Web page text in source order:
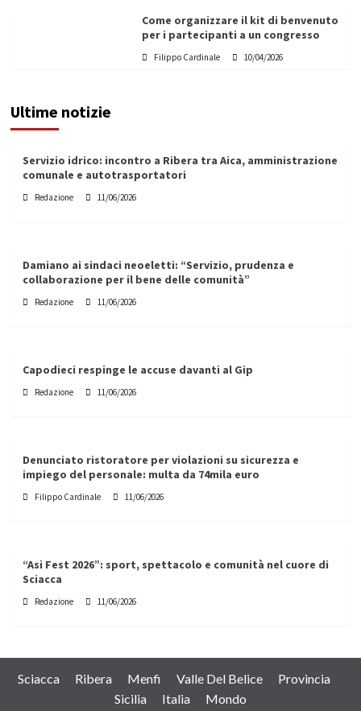
Come organizzare il kit di benvenuto
per i partecipanti a un congresso
Filippo Cardinale 10/04/2026
Ultime notizie
Servizio idrico: incontro a Ribera tra Aica, amministrazione
comunale e autotrasportatori
Redazione 11/06/2026
Damiano ai sindaci neoeletti: “Servizio, prudenza e
collaborazione per il bene delle comunità”
Redazione 11/06/2026
Capodieci respinge le accuse davanti al Gip
Redazione 11/06/2026
Denunciato ristoratore per violazioni su sicurezza e
impiego del personale: multa da 74mila euro
Filippo Cardinale 11/06/2026
“Asi Fest 2026”: sport, spettacolo e comunità nel cuore di
Sciacca
Redazione 11/06/2026
Sciacca Ribera Menfi Valle Del Belice
Provincia
Sicilia
Italia Mondo